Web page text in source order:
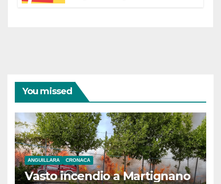
You missed
ANGUILLARA CRONACA
Vasto incendio a Martignano